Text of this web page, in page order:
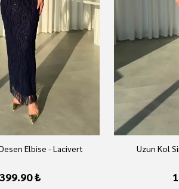
Elbise - Lacivert
₺
Uzun Kol